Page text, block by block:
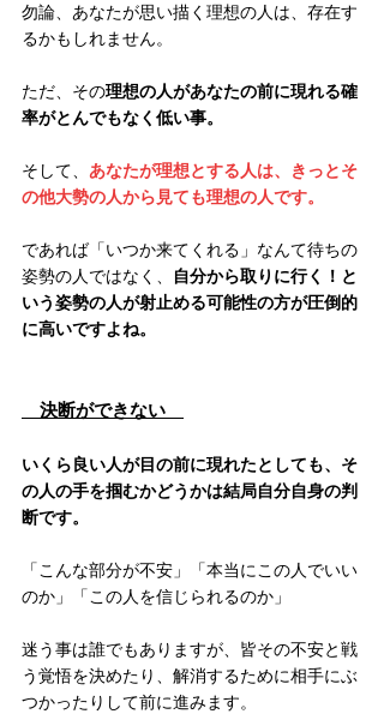
勿論、あなたが思い描く理想の人は、存在す
るかもしれません。
ただ、その理想の人があなたの前に現れる確
率がとんでもなく低い事。
そして、 あなたが理想とする人は、きっとそ
の他大勢の人から見ても理想の人です。
であれば「いつか来てくれる」なんて待ちの
姿勢の人ではなく、
自分から取りに行く！と
いう姿勢の人が射止める可能性の方が圧倒的
に高いですよね。
決断ができない
いくら良い人が目の前に現れたとしても、そ
の人の手を掴むかどうかは結局自分自身の判
断です。
「こんな部分が不安」「本当にこの人でいい
のか」「この人を信じられるのか」
迷う事は誰でもありますが、皆その不安と戦
う覚悟を決めたり、解消するために相手にぶ
つかったりして前に進みます。